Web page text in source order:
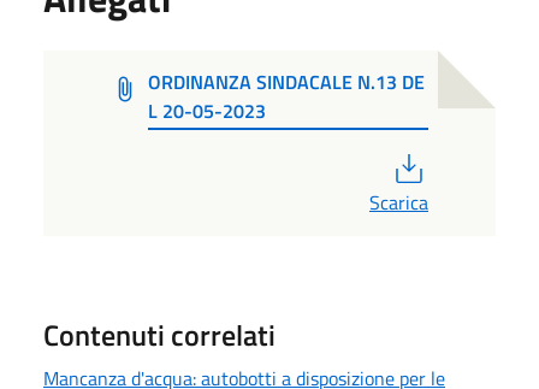
ORDINANZA SINDACALE N.13 DE
L 20-05-2023
Scarica
Contenuti correlati
Mancanza d'acqua: autobotti a disposizione per le